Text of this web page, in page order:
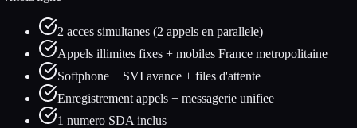
2 acces simultanes (2 appels en parallele)
Appels illimites fixes + mobiles France metropolitaine
Softphone + SVI avance + files d'attente
Enregistrement appels + messagerie unifiee
1 numero SDA inclus